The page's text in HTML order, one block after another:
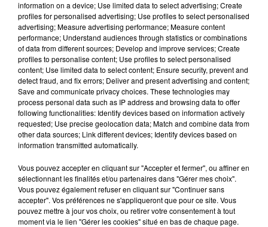
8h38
8h38
DJO
End Of Beginning
8h35
8h35
HUGEL, IMAEL ANGEL,
ULTRA NATE
Movin' To The Sun
8h32
8h32
ADELE CASTILLON
Ete Avec Toi
information on a device; Use limited data to select advertising; Create
profiles for personalised advertising; Use profiles to select personalised
advertising; Measure advertising performance; Measure content
performance; Understand audiences through statistics or combinations
of data from different sources; Develop and improve services; Create
profiles to personalise content; Use profiles to select personalised
content; Use limited data to select content; Ensure security, prevent and
detect fraud, and fix errors; Deliver and present advertising and content;
Save and communicate privacy choices. These technologies may
process personal data such as IP address and browsing data to offer
following functionalities: Identify devices based on information actively
requested; Use precise geolocation data; Match and combine data from
other data sources; Link different devices; Identify devices based on
information transmitted automatically.
Vous pouvez accepter en cliquant sur "Accepter et fermer", ou affiner en
sélectionnant les finalités et/ou partenaires dans "Gérer mes choix".
Vous pouvez également refuser en cliquant sur "Continuer sans
accepter". Vos préférences ne s'appliqueront que pour ce site. Vous
pouvez mettre à jour vos choix, ou retirer votre consentement à tout
moment via le lien "Gérer les cookies" situé en bas de chaque page.